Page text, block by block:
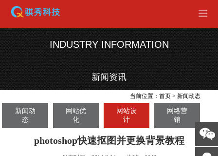
INDUSTRY INFORMATION
新闻资讯
当前位置：首页 >新闻动态
新闻动
态
网站优
化
网站设
计
网络营
销
photoshop快速抠图并更换背景教程